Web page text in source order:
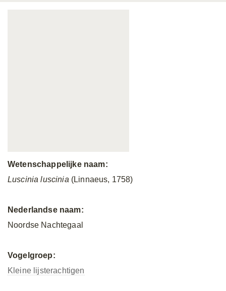
Wetenschappelijke naam:
Luscinia luscinia (Linnaeus, 1758)
Nederlandse naam:
Noordse Nachtegaal
Vogelgroep:
Kleine lijsterachtigen